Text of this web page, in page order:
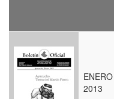
ENERO
2013